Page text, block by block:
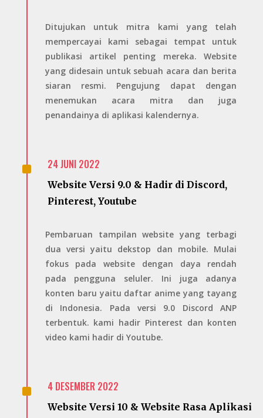
Ditujukan untuk mitra kami yang telah
mempercayai kami sebagai tempat untuk
publikasi artikel penting mereka. Website
yang didesain untuk sebuah acara dan berita
siaran resmi. Pengujung dapat dengan
menemukan acara mitra dan juga
penandainya di aplikasi kalendernya.
^ 24 JUNI 2022
Website Versi 9.0 & Hadir di Discord,
Pinterest, Youtube
Pembaruan tampilan website yang terbagi
dua versi yaitu dekstop dan mobile. Mulai
fokus pada website dengan daya rendah
pada pengguna seluler. Ini juga adanya
konten baru yaitu daftar anime yang tayang
di Indonesia. Pada versi 9.0 Discord ANP
terbentuk. kami hadir Pinterest dan konten
video kami hadir di Youtube.
^ 4 DESEMBER 2022
Website Versi 10 & Website Rasa Aplikasi